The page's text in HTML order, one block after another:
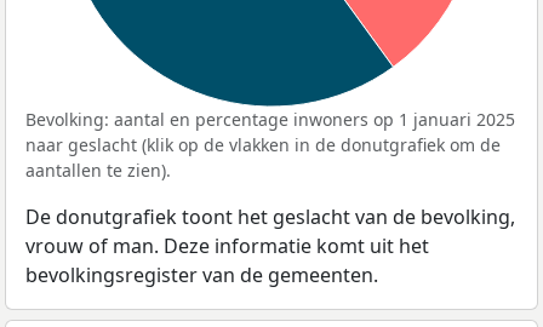
Bevolking: aantal en percentage inwoners op 1 januari 2025
naar geslacht (klik op de vlakken in de donutgrafiek om de
aantallen te zien).
De donutgrafiek toont het geslacht van de bevolking,
vrouw of man. Deze informatie komt uit het
bevolkingsregister van de gemeenten.